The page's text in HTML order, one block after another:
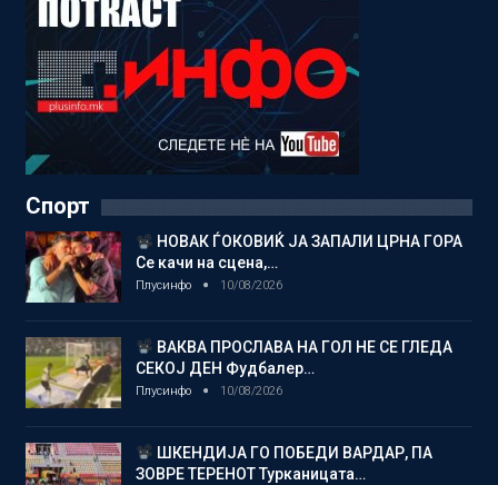
Спорт
НОВАК ЃОКОВИЌ ЈА ЗАПАЛИ ЦРНА ГОРА
Се качи на сцена,…
Плусинфо 10/08/2026
ВАКВА ПРОСЛАВА НА ГОЛ НЕ СЕ ГЛЕДА
СЕКОЈ ДЕН Фудбалер…
Плусинфо 10/08/2026
ШКЕНДИЈА ГО ПОБЕДИ ВАРДАР, ПА
ЗОВРЕ ТЕРЕНОТ Турканицата…